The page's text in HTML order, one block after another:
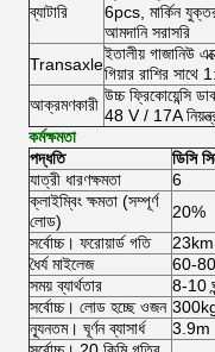
ব্যাটারি
6pcs, মার্কিন
আমদানি সরাসরি
Transaxle
ইতালীয় গাজানিউ
গিয়ার রাশির সাথে
আক্রমণকারী উচ্চ ফ্রিকোয়েন্সি
48 V / 17A
কর্মক্ষমতা
পদ্ধতি
ডিসি
যাত্রী ধারণক্ষমতা
6
ক্লাইম্বিং ক্ষমতা (সম্পূর্ণ
লোড)
20%
সর্বোচ্চ। ফরোয়ার্ড গতি 23km
ধৈর্য মাইলেজ
60-
সময় ব্যার্থতার
8-10
সর্বোচ্চ। লোড হচ্ছে ওজন
ন্যূনতম। ঘূর্ণন ব্যাসার্ধ 3.9m